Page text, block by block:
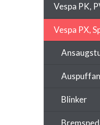
Vespa PK,
Vespa PX,
Blinker